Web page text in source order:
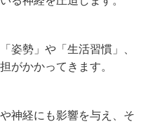
姿勢」や「生活習慣」、
がかかってきます。
神経にも影響を与え、そ